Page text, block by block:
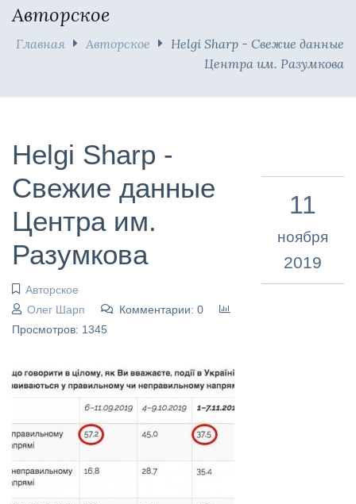
Авторское
Главная Авторское
Helgi Sharp - Свежие данные
Центра им. Разумкова
Helgi Sharp -
Свежие данные
Центра им.
Разумкова
Авторское
Олег Шарп
Комментарии: 0
Просмотров: 1345
11
ноября
2019